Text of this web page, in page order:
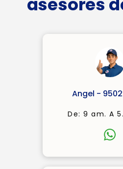
Angel -
De: 9 am. A